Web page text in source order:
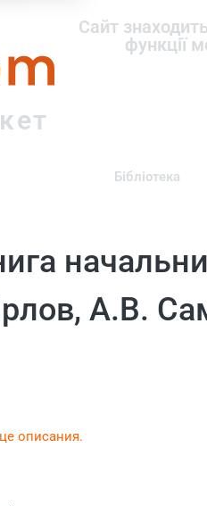
Сайт
функції
Бібліотека
А.В.
описания.